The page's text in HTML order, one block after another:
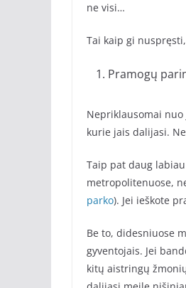
ne visi…
Tai kaip gi
Pramogų
Nepriklausomai
kurie jais dalijasi.
Taip pat daug
metropolitenuose,
parko). Jei ieškote
Be to, didesniuose
gyventojais. Jei
kitų aistringų